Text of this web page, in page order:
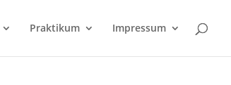
Praktikum Impressum